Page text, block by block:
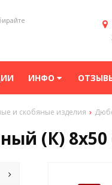
ИНФО
и скобяные изделия
(К) 8х50